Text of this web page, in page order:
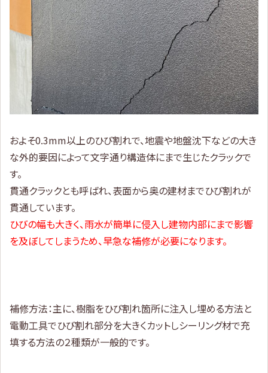
およそ0.3mm以上のひび割れで、地震や地盤沈下などの大き
な外的要因によって文字通り構造体にまで生じたクラックで
す。
貫通クラックとも呼ばれ、表面から奥の建材までひび割れが
貫通しています。
ひびの幅も大きく、雨水が簡単に侵入し建物内部にまで影響
を及ぼしてしまうため、早急な補修が必要になります。
補修方法：主に、樹脂をひび割れ箇所に注入し埋める方法と
電動工具でひび割れ部分を大きくカットしシーリング材で充
填する方法の２種類が一般的です。